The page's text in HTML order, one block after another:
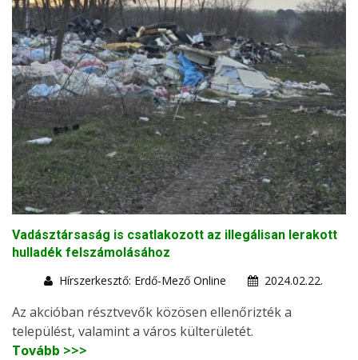
Vadásztársaság is csatlakozott az illegálisan lerakott
hulladék felszámolásához
Hírszerkesztő: Erdő-Mező Online
2024.02.22.
Az akcióban résztvevők közösen ellenőrizték a
települést, valamint a város külterületét.
Tovább >>>